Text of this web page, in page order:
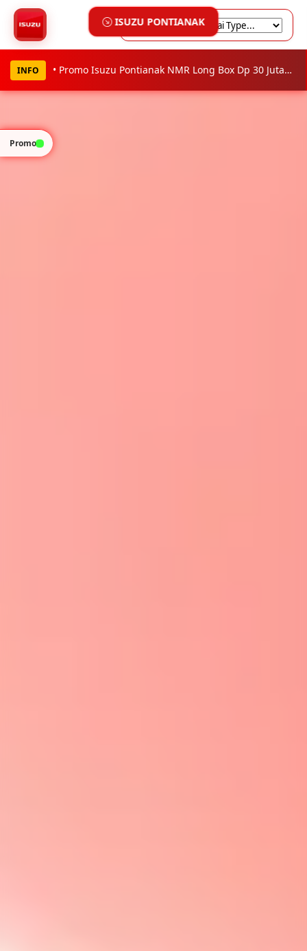
INFO • Promo Isuzu Pontianak NMR Long Box Dp 30 Jutaan
Promo